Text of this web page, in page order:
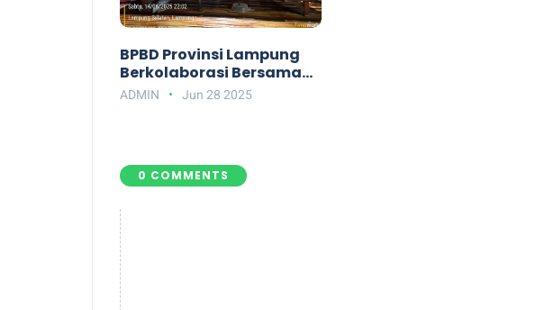
BPBD Provinsi Lampung
Berkolaborasi Bersama
Tim Riset PREE, PRW, BRIN
ADMIN Jun 28 2025
0 COMMENTS